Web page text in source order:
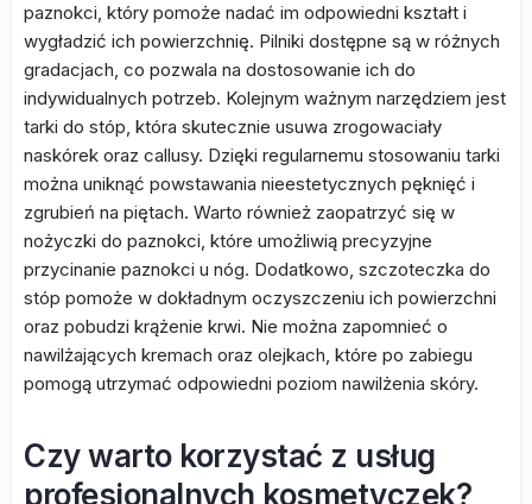
paznokci, który pomoże nadać im odpowiedni kształt i
wygładzić ich powierzchnię. Pilniki dostępne są w różnych
gradacjach, co pozwala na dostosowanie ich do
indywidualnych potrzeb. Kolejnym ważnym narzędziem jest
tarki do stóp, która skutecznie usuwa zrogowaciały
naskórek oraz callusy. Dzięki regularnemu stosowaniu tarki
można uniknąć powstawania nieestetycznych pęknięć i
zgrubień na piętach. Warto również zaopatrzyć się w
nożyczki do paznokci, które umożliwią precyzyjne
przycinanie paznokci u nóg. Dodatkowo, szczoteczka do
stóp pomoże w dokładnym oczyszczeniu ich powierzchni
oraz pobudzi krążenie krwi. Nie można zapomnieć o
nawilżających kremach oraz olejkach, które po zabiegu
pomogą utrzymać odpowiedni poziom nawilżenia skóry.
Czy warto korzystać z usług
profesjonalnych kosmetyczek?